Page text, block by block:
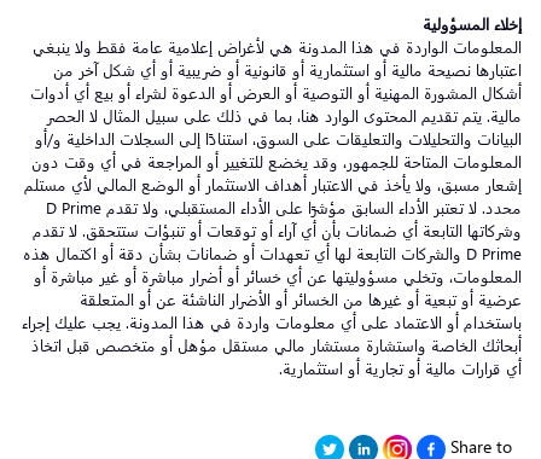
إخلاء المسؤولية
المعلومات الواردة في هذا المدونة هي لأغراض إعلامية عامة فقط ولا ينبغي
اعتبارها نصيحة مالية أو استثمارية أو قانونية أو ضريبية أو أي شكل آخر من
أشكال المشورة المهنية أو التوصية أو العرض أو الدعوة لشراء أو بيع أي أدوات
مالية. يتم تقديم المحتوى الوارد هنا، بما في ذلك على سبيل المثال لا الحصر
البيانات والتحليلات والتعليقات على السوق، استنادًا إلى السجلات الداخلية و/أو
المعلومات المتاحة للجمهور، وقد يخضع للتغيير أو المراجعة في أي وقت دون
إشعار مسبق، ولا يأخذ في الاعتبار أهداف الاستثمار أو الوضع المالي لأي مستلم
محدد. لا تعتبر الأداء السابق مؤشرًا على الأداء المستقبلي، ولا تقدم D Prime
وشركاتها التابعة أي ضمانات بأن أي آراء أو توقعات أو تنبؤات ستتحقق. لا تقدم
D Prime والشركات التابعة لها أي تعهدات أو ضمانات بشأن دقة أو اكتمال هذه
المعلومات، وتخلي مسؤوليتها عن أي خسائر أو أضرار مباشرة أو غير مباشرة أو
عرضية أو تبعية أو غيرها من الخسائر أو الأضرار الناشئة عن أو المتعلقة
باستخدام أو الاعتماد على أي معلومات واردة في هذا المدونة. يجب عليك إجراء
أبحاثك الخاصة واستشارة مستشار مالي مستقل مؤهل أو متخصص قبل اتخاذ
أي قرارات مالية أو تجارية أو استثمارية.
Share to